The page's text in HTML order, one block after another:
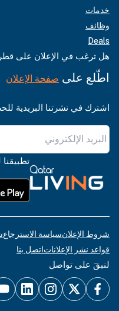
خدمات
وظائف
Deals
هل ترغب في الإعلان على
اطّلع على صفحة الإعلان
اشترك في نشرتنا البريدية
شروط الإعلانسياسة الاسترجاع
قواعد نشر الإعلاناتاتصل بنا
لنبقَ على تواصل